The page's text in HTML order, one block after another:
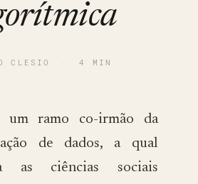
CLESIO · 4 MIN
um ramo co-irmão da
de dados, a qual
as ciências sociais